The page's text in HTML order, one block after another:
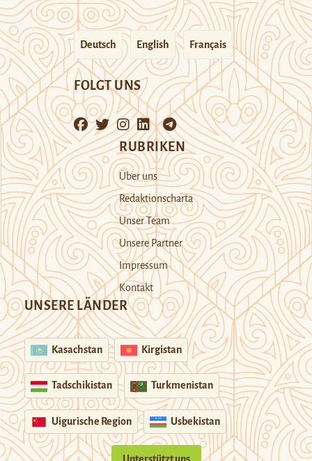
Deutsch English Français
FOLGT UNS
RUBRIKEN
Über uns
Redaktionscharta
Unser Team
Unsere Partner
Impressum
Kontakt
UNSERE LÄNDER
Kasachstan Kirgistan
Tadschikistan Turkmenistan
Uigurische Region Usbekistan
Unterstützt uns